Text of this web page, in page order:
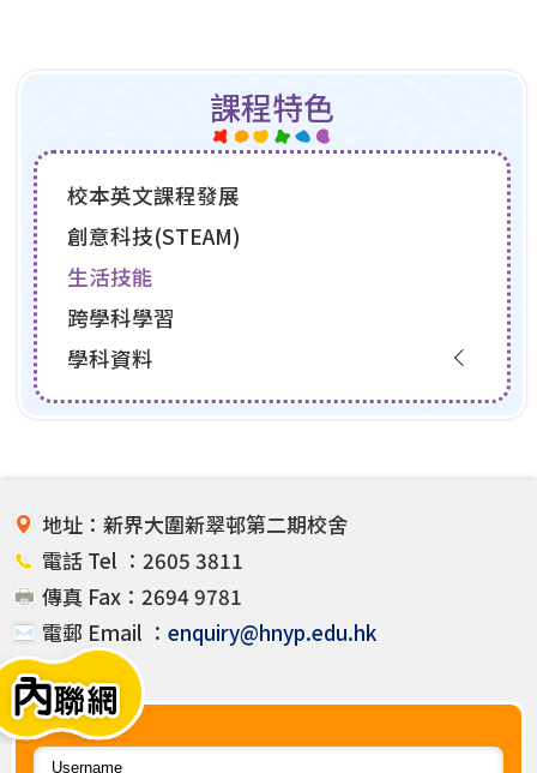
課程特色
校本英文課程發展
創意科技(STEAM)
生活技能
跨學科學習
學科資料
地址：新界大圍新翠邨第二期校舍
電話 Tel ：2605 3811
傳真 Fax：2694 9781
電郵 Email ： enquiry@hnyp.edu.hk